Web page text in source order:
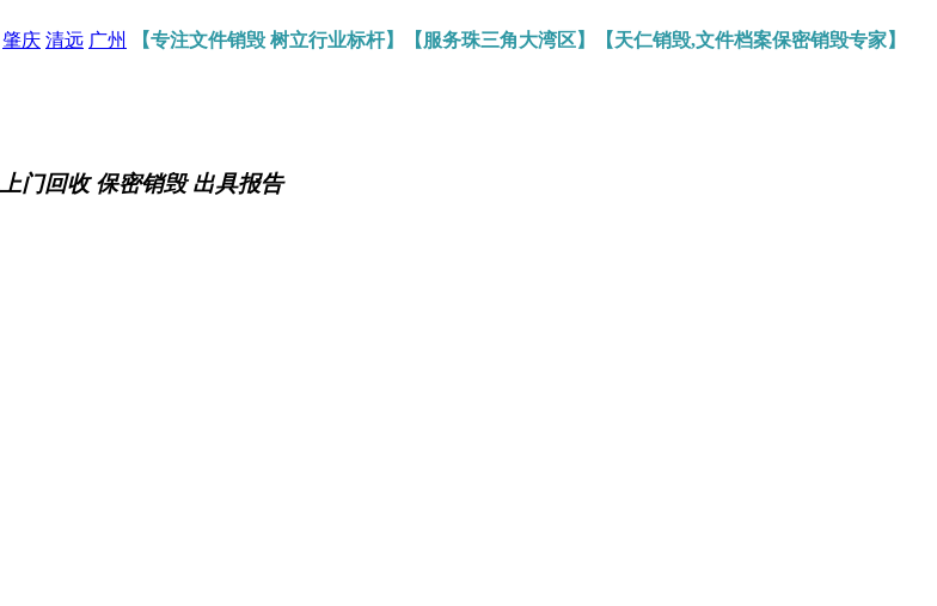
肇庆 清远 广州 【专注文件销毁 树立行业标杆】【服务珠三角大湾区】【天仁销毁,文件档案保密销毁专家】
上门回收 保密销毁 出具报告